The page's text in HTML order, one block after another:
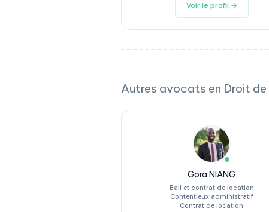
Voir le profil →
Autres avocats en Droit
Gora NIANG
Bail et contrat de location
Contentieux administratif
Contrat de location